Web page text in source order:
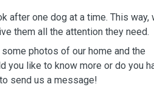
after one dog at a time. This way,
them all the attention they need.
photos of our home and the
you like to know more or do you
send us a message!